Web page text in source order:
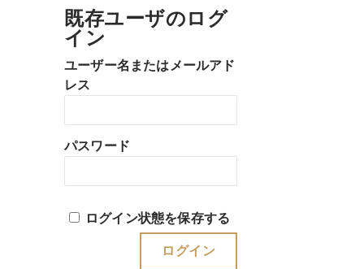
既存ユーザのログ
イン
ユーザー名またはメールアド
レス
パスワード
ログイン状態を保存する